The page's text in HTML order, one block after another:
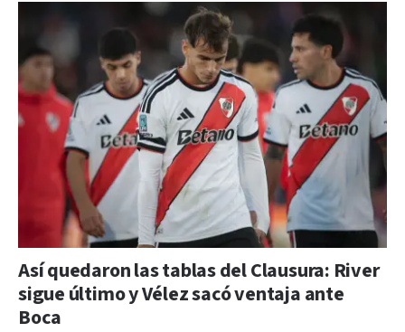
Así quedaron las tablas del Clausura: River
sigue último y Vélez sacó ventaja ante
Boca